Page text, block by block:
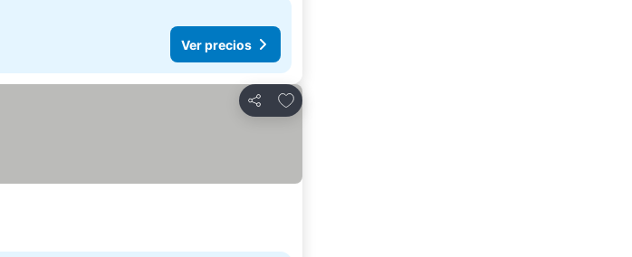
Ver precios
Compartir
Agregar a favoritos